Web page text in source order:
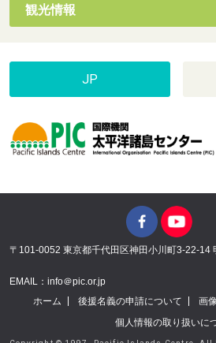
観光情報
JP
〒101-0052 東京都千代田区神田小川町3-22-14
EMAIL：info＠pic.or.jp
ホーム
後援名義の申請について 画
個人情報の取り扱いに